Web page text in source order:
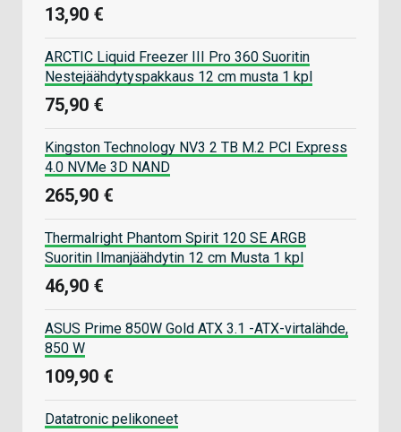
13,90 €
ARCTIC Liquid Freezer III Pro 360 Suoritin
Nestejäähdytyspakkaus 12 cm musta 1 kpl
75,90 €
Kingston Technology NV3 2 TB M.2 PCI Express
4.0 NVMe 3D NAND
265,90 €
Thermalright Phantom Spirit 120 SE ARGB
Suoritin Ilmanjäähdytin 12 cm Musta 1 kpl
46,90 €
ASUS Prime 850W Gold ATX 3.1 -ATX-virtalähde,
850 W
109,90 €
Datatronic pelikoneet